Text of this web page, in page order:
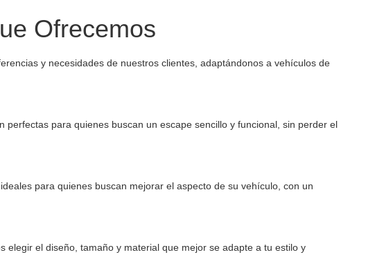
Ofrecemos
y necesidades de nuestros clientes, adaptándonos a vehículos de
para quienes buscan un escape sencillo y funcional, sin perder el
para quienes buscan mejorar el aspecto de su vehículo, con un
elegir el diseño, tamaño y material que mejor se adapte a tu estilo y